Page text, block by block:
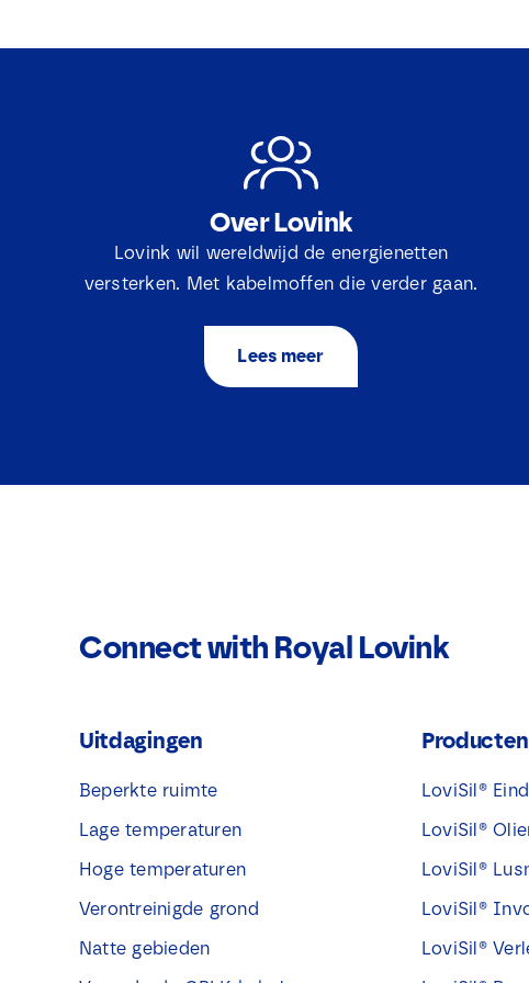
Over Lovink
Lovink wil wereldwijd de energienetten
versterken. Met kabelmoffen die verder gaan.
Lees meer
Connect with Royal Lovink
Uitdagingen
Beperkte ruimte
Lage temperaturen
Hoge temperaturen
Verontreinigde grond
Natte gebieden
Producten
LoviSil®
LoviSil®
LoviSil®
LoviSil®
LoviSil®